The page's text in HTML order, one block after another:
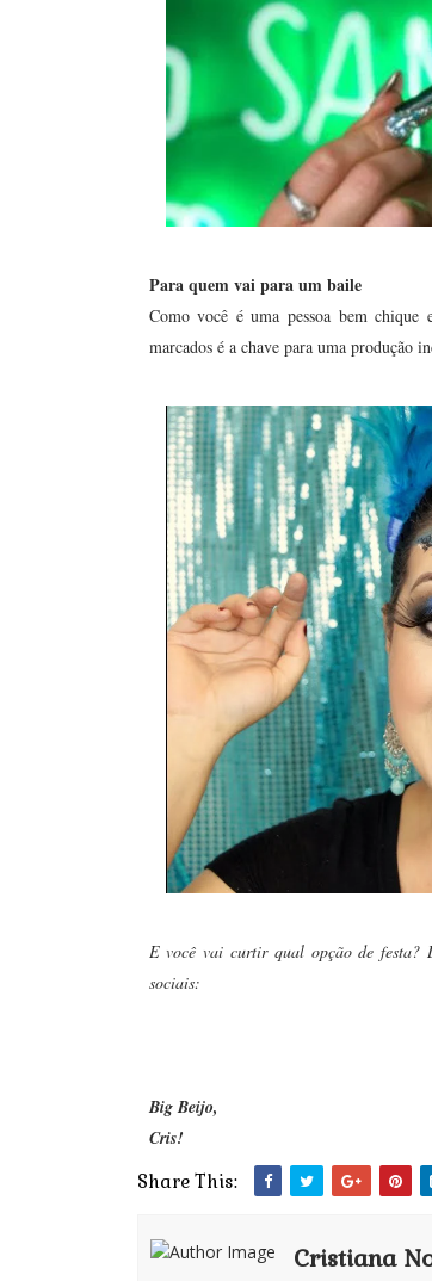
Para quem vai para um baile
Como você é uma pessoa bem chique
marcados é a chave para uma produção
E você vai curtir qual opção de festa?
sociais:
Big Beijo,
Cris!
Share This:
Cristiana